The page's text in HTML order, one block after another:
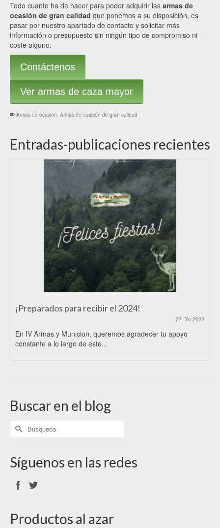
Todo cuanto ha de hacer para poder adquirir las armas de
ocasión de gran calidad que ponemos a su disposición, es
pasar por nuestro apartado de contacto y solicitar más
información o presupuesto sin ningún tipo de compromiso ni
coste alguno:
Contáctenos
Ver armas de caza mayor
Armas de ocasión, Armas de ocasión de gran calidad
Entradas-publicaciones recientes
¡Preparados para recibir el 2024!
22 Dic 2023
En IV Armas y Municion, queremos agradecer tu apoyo
constante a lo largo de este...
Buscar en el blog
Síguenos en las redes
Productos al azar